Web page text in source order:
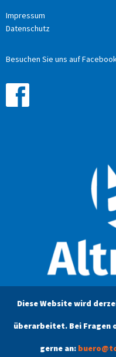
Diese Website wird
überarbeitet. Bei Fragen
gerne an:
Impressum
Datenschutz
Besuchen Sie uns auf